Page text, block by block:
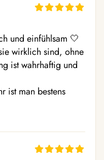
und einfühlsam 🤍
wirklich sind, ohne
ist wahrhaftig und
ist man bestens